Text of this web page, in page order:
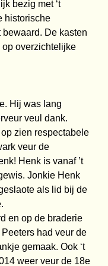
bezig met ‘t
historische
De kasten
overzichtelijke
Hij was lang
veul dank.
zien respectabele
veur de
Henk is vanaf ’t
Jonkie Henk
als lid bij de
en op de braderie
had veur de
gemaak. Ook ‘t
weer veur de 18e